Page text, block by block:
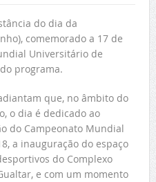
do dia da
comemorado a 17 de
Universitário de
programa.
que, no âmbito do
o dia é dedicado ao
do Campeonato Mundial
a inauguração do espaço
do Complexo
e com um momento